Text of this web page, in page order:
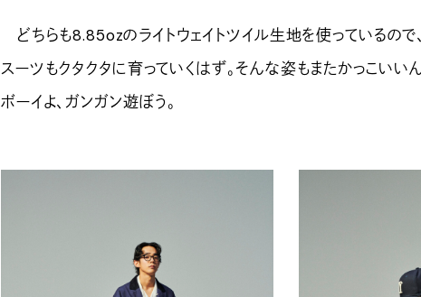
どちらも8.85ozのライトウェイトツイル生地を使っているの
スーツもクタクタに育っていくはず。そんな姿もまたかっこいい
ボーイよ、ガンガン遊ぼう。